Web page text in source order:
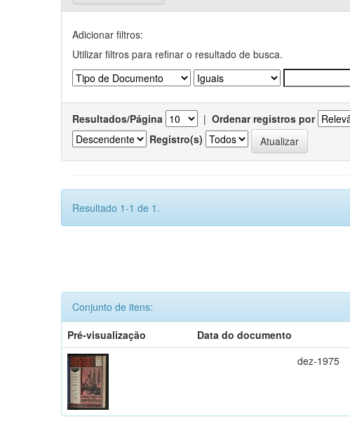
Adicionar filtros:
Utilizar filtros para refinar o resultado de busca.
Resultados/Página | Ordenar registros por
Registro(s)
Resultado 1-1 de 1.
Conjunto de itens:
Pré-visualização
Data do documento
dez-1975